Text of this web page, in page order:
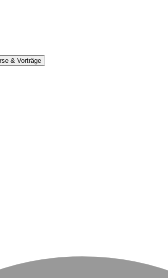
& Vorträge